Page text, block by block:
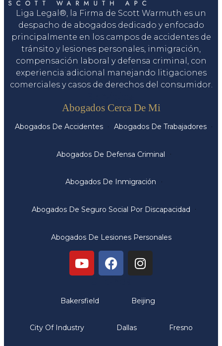
Liga Legal®, la Firma de Scott Warmuth es un
despacho de abogados dedicado y enfocado
principalmente en los campos de accidentes de
tránsito y lesiones personales, inmigración,
compensación laboral y defensa criminal, con
experiencia adicional manejando litigaciones
comerciales y casos de derechos del consumidor.
Abogados Cerca De Mi
Abogados De Accidentes Abogados De Trabajadores
Abogados De Defensa Criminal
Abogados De Inmigración
Abogados De Seguro Social Por Discapacidad
Abogados De Lesiones Personales
Bakersfield Beijing
City Of Industry Dallas Fresno